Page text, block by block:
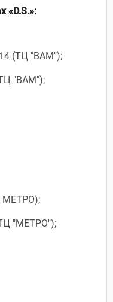
«D.S.»:
(ТЦ "ВАМ");
"ВАМ");
МЕТРО);
"МЕТРО");